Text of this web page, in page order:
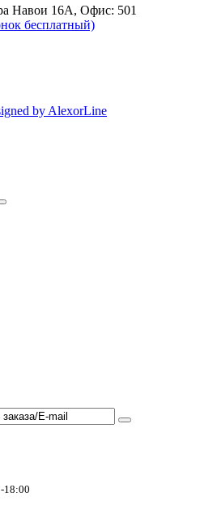
Навои 16А, Офис: 501
бесплатный)
by AlexorLine
18:00